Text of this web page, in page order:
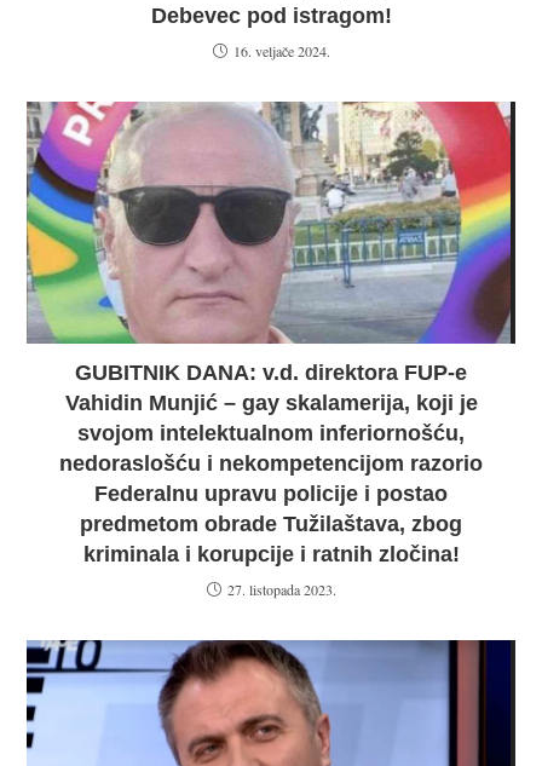
Debevec pod istragom!
16. veljače 2024.
GUBITNIK DANA: v.d. direktora FUP-e
Vahidin Munjić – gay skalamerija, koji je
svojom intelektualnom inferiornošću,
nedoraslošću i nekompetencijom razorio
Federalnu upravu policije i postao
predmetom obrade Tužilaštava, zbog
kriminala i korupcije i ratnih zločina!
27. listopada 2023.